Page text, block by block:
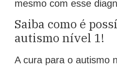
mesmo com esse
Saiba como é
autismo nível 1!
A cura para o autismo